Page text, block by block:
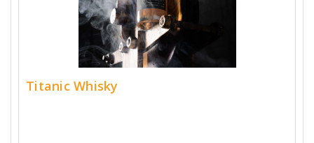
Titanic Whisky